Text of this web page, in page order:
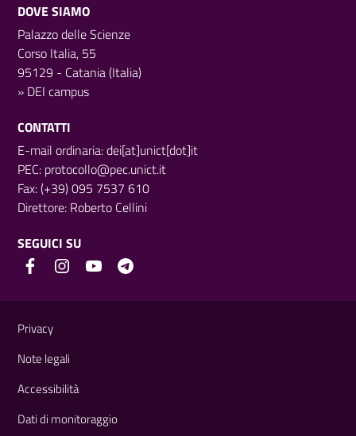
DOVE SIAMO
Palazzo delle Scienze
Corso Italia, 55
95129 - Catania (Italia)
» DEI campus
CONTATTI
E-mail ordinaria: dei[at]unict[dot]it
PEC: protocollo@pec.unict.it
Fax: (+39) 095 7537 610
Direttore: Roberto Cellini
SEGUICI SU
Privacy
Note legali
Accessibilità
Dati di monitoraggio